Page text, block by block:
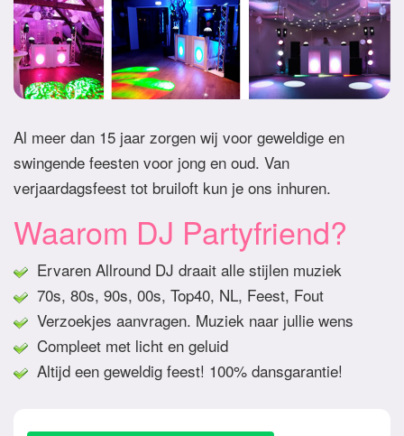
Al meer dan 15 jaar zorgen wij voor geweldige en
swingende feesten voor jong en oud. Van
verjaardagsfeest tot bruiloft kun je ons inhuren.
Waarom DJ Partyfriend?
Ervaren Allround DJ draait alle stijlen muziek
70s, 80s, 90s, 00s, Top40, NL, Feest, Fout
Verzoekjes aanvragen. Muziek naar jullie wens
Compleet met licht en geluid
Altijd een geweldig feest! 100% dansgarantie!